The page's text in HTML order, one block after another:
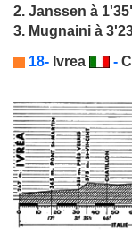
2. Janssen à
3. Mugnaini à
18- Ivrea -